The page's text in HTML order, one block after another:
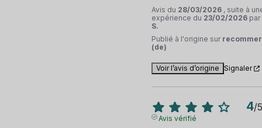
Avis du 28/03/2026 , suite à
expérience du 23/02/2026 par
S.
Publié à l'origine sur
(de)
Voir l’avis d’origine Signaler
4/5
Avis vérifié